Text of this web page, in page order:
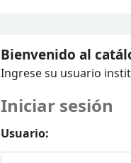
Bienvenido al
Ingrese su usuario
Iniciar sesión
Usuario: